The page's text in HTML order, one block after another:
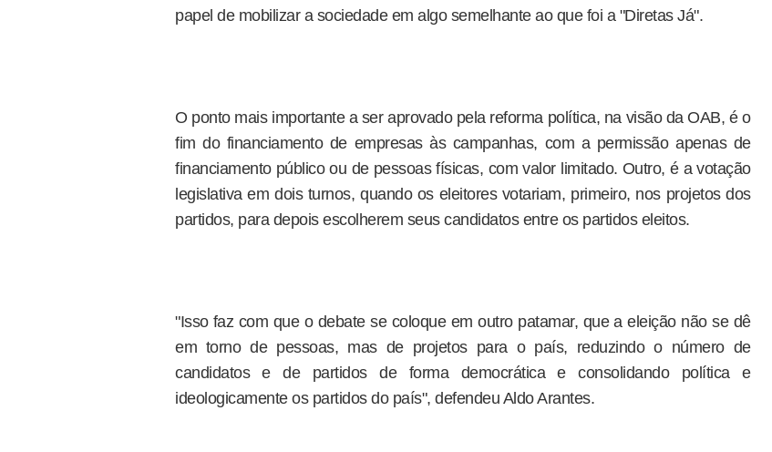
papel de mobilizar a sociedade em algo semelhante ao que foi a "Diretas Já".
O ponto mais importante a ser aprovado pela reforma política, na visão da OAB, é o
fim do financiamento de empresas às campanhas, com a permissão apenas de
financiamento público ou de pessoas físicas, com valor limitado. Outro, é a votação
legislativa em dois turnos, quando os eleitores votariam, primeiro, nos projetos dos
partidos, para depois escolherem seus candidatos entre os partidos eleitos.
"Isso faz com que o debate se coloque em outro patamar, que a eleição não se dê
em torno de pessoas, mas de projetos para o país, reduzindo o número de
candidatos e de partidos de forma democrática e consolidando política e
ideologicamente os partidos do país", defendeu Aldo Arantes.